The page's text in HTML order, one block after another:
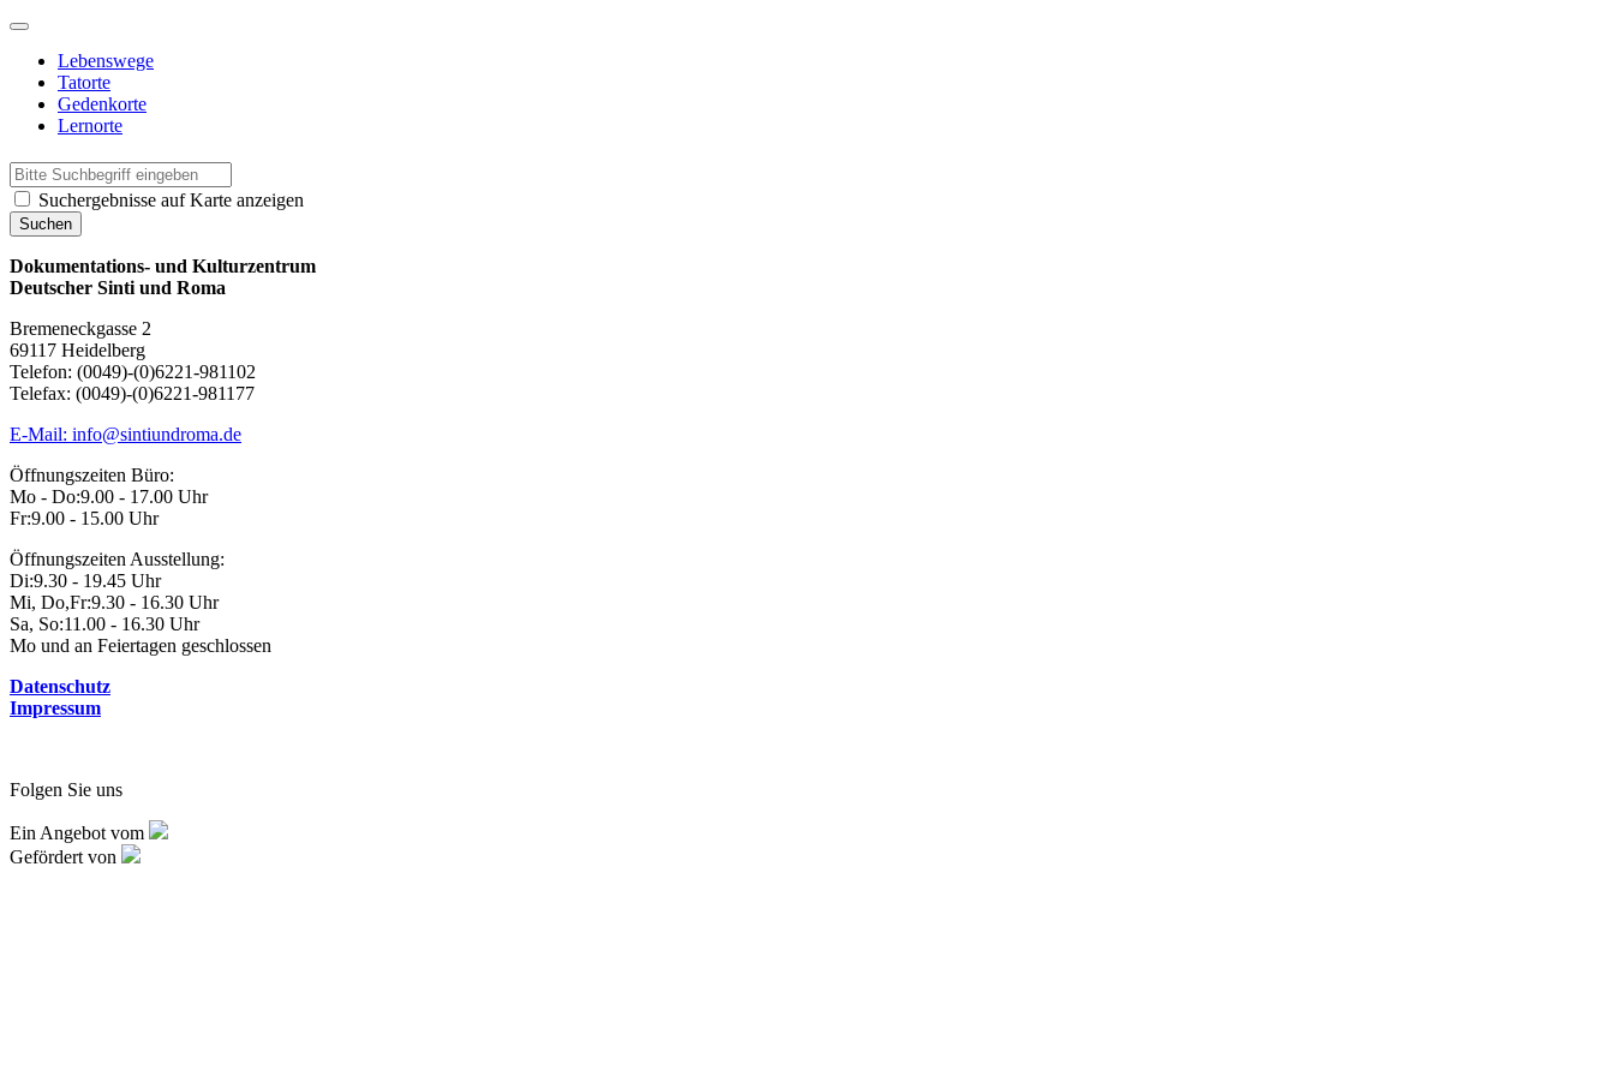
Skip
contentLebenswege
Tatorte
Gedenkorte
Lernorte
Suchergebnisse auf Karte anzeigen
Dokumentations- und Kulturzentrum
Deutscher Sinti und Roma
Bremeneckgasse 2
69117 Heidelberg
Telefon: (0049)-(0)6221-981102
Telefax: (0049)-(0)6221-981177
E-Mail: info@sintiundroma.de
Öffnungszeiten Büro:
Mo - Do:9.00 - 17.00 Uhr
Fr:9.00 - 15.00 Uhr
Öffnungszeiten Ausstellung:
Di:9.30 - 19.45 Uhr
Mi, Do,Fr:9.30 - 16.30 Uhr
Sa, So:11.00 - 16.30 Uhr
Mo und an Feiertagen geschlossen
Datenschutz
Impressum
Folgen Sie uns
Ein Angebot vom
Gefördert von